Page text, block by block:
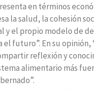
en términos
la salud, la cohesión
el propio modelo de
futuro”. En su opinión,
reflexión y
alimentario más